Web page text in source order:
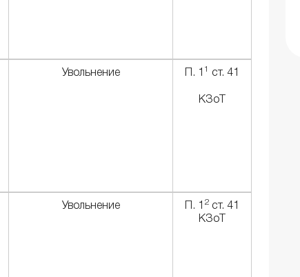
Увольнение П. 1 1 ст. 41
КЗоТ
Увольнение П. 1 2 ст. 41
КЗоТ